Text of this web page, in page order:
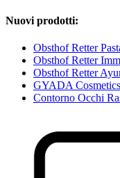
Nuovi prodotti:
Obsthof Retter
Obsthof Retter
Obsthof Retter
GYADA
Contorno Occhi